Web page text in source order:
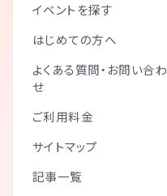
イベントを探す
はじめての方へ
よくある質問・お問い合わ
せ
ご利用料金
サイトマップ
記事一覧